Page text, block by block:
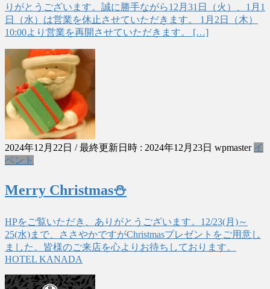
りがとうございます。誠に勝手ながら12月31日（火）、1月1
日（水）は営業を休止させていただきます。 1月2日（木）
10:00より営業を再開させていただきます。 […]
2024年12月22日 / 最終更新日時 : 2024年12月23日 wpmaster イ
ベント
Merry Christmas⛄
HPをご覧いただき、ありがとうございます。12/23(月)～
25(水)まで、ささやかですがChristmasプレゼントをご用意し
ました。皆様のご来店を心よりお待ちしております。
HOTEL KANADA